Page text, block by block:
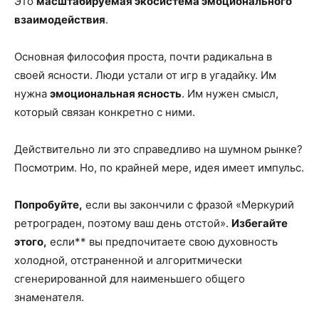
взаимодействия.
Основная философия проста, почти радикальна в
своей ясности. Люди устали от игр в угадайку. Им
нужна эмоциональная ясность. Им нужен смысл,
который связан конкретно с ними.
Действительно ли это справедливо на шумном рынке?
Посмотрим. Но, по крайней мере, идея имеет импульс.
Попробуйте, если вы закончили с фразой «Меркурий
ретрограден, поэтому ваш день отстой». Избегайте
этого, если** вы предпочитаете свою духовность
холодной, отстраненной и алгоритмически
сгенерированной для наименьшего общего
знаменателя.